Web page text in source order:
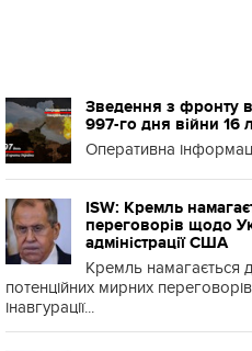
Зведення з фронту
997-го дня війни 16
Оперативна
ISW: Кремль
переговорів щодо
адміністрації США
Кремль намагається
потенційних мирних
інавгурації...